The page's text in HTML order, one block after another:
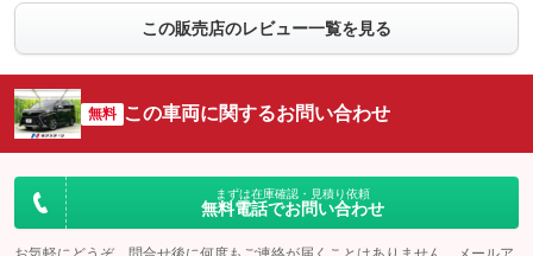
この販売店のレビュー一覧を見る
無料 この車両に関するお問い合わせ
まずは在庫確認・見積り依頼
無料電話でお問い合わせ